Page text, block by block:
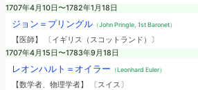
1707年4月10日〜1782年1月18日
ジョン＝プリングル（John Pringle, 1st Baronet）
【医師】 〔イギリス（スコットランド）〕
1707年4月15日〜1783年9月18日
レオンハルト＝オイラー （Leonhard Euler）
【数学者、物理学者】 〔スイス〕